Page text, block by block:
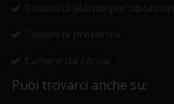
Sistemi di alarme per abitazioni
Sistemi di presenza
Camere da caccia
Puoi trovarci anche su: